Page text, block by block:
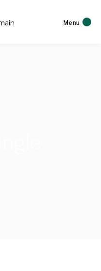
Menu